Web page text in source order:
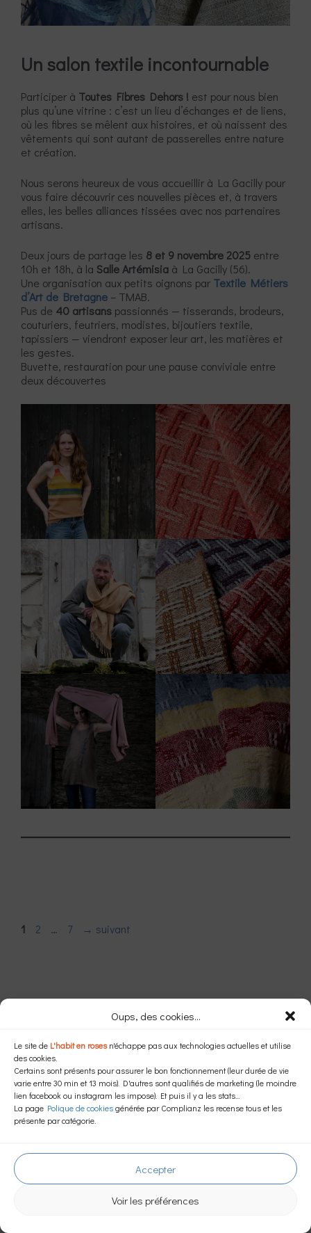
Oups, des cookies...
Le site de L'habit en rosesn'échappe pas aux technologies actuelles et utilise
des cookies.
Certains sont présents pour assurer le bon fonctionnement (leur durée de vie
varie entre 30 min et 13 mois). D'autres sont qualifiés de marketing (le moindre
lien facebook ou instagram les impose). Et puis il y a les stats...
La page Polique de cookiesgénérée par Complianz les recense tous et les
présente par catégorie.
Accepter
Voir les préférences
Un salon textile incontournable
Participer à Toutes Fibres Dehors ! est pour nous bien
plus qu’une vitrine : c’est un lieu d’échanges et de liens,
où les fibres se mêlent aux histoires, et où naissent des
vêtements qui sont autant de passerelles entre nature
et création.
Nous serons heureux de vous accueillir à La Gacilly pour
vous faire découvrir ces nouvelles pièces et, à travers
elles, les belles alliances tissées avec nos partenaires
artisans.
Deux jours de partage les 8 et 9 novembre 2025 entre
10h et 18h, à la Salle Artémisia à La Gacilly (56).
Une organisation aux petits oignons par Textile Métiers
d’Art de Bretagne – TMAB.
Pus de 40 artisans passionnés — tisserands, brodeurs,
couturiers, feutriers, modistes, bijoutiers textile,
tapissiers — viendront exposer leur art, les matières et
les gestes.
Buvette, restauration pour une pause conviviale entre
deux découvertes
Page
1 Page
2 … Page
7 → suivant
Rosiers‑sur‑Loire 2026
Place aux Métiers d’Art ! – 2025
Avocats
L’habit en roses à Toutes Fibres Dehors ! selon
Anna Pismennyi